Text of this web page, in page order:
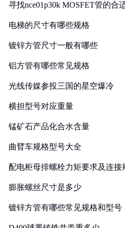
寻找nce01p30k MOSFET管的合
电梯的尺寸有哪些规格
镀锌方管尺寸一般有哪些
铝方管有哪些常见规格
光线传媒参投三国的星空爆冷
横担型号对应重量
锰矿石产品化合水含量
曲臂车规格型号大全
配电柜母排螺栓力矩要求及连接
膨胀螺丝尺寸是多少
镀锌方管有哪些常见规格和型号